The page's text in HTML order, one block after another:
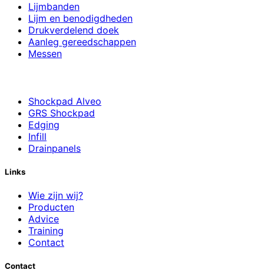
Lijmbanden
Lijm en benodigdheden
Drukverdelend doek
Aanleg gereedschappen
Messen
Shockpad Alveo
GRS Shockpad
Edging
Infill
Drainpanels
Links
Wie zijn wij?
Producten
Advice
Training
Contact
Contact